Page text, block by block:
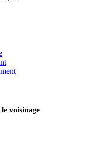
voisinage